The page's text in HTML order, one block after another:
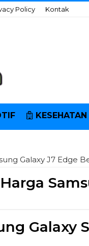
Policy Kontak
KESEHATAN
Galaxy J7 Edge
Harga
Galaxy